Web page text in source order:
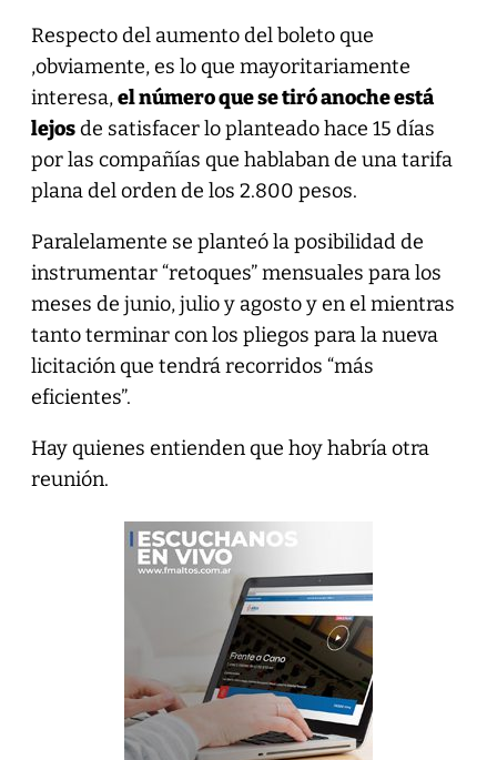
Respecto del aumento del boleto que
,obviamente, es lo que mayoritariamente
interesa,el número que se tiró anoche está
lejosde satisfacer lo planteado hace 15 días
por las compañías que hablaban de una tarifa
plana del orden de los 2.800 pesos.
Paralelamente se planteó la posibilidad de
instrumentar “retoques” mensuales para los
meses de junio, julio y agosto y en el mientras
tanto terminar con los pliegos para la nueva
licitación que tendrá recorridos “más
eficientes”.
Hay quienes entienden que hoy habría otra
reunión.